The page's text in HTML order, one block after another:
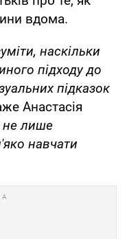
вдома.
наскільки
підходу до
підказок
Анастасія
не лише
навчати